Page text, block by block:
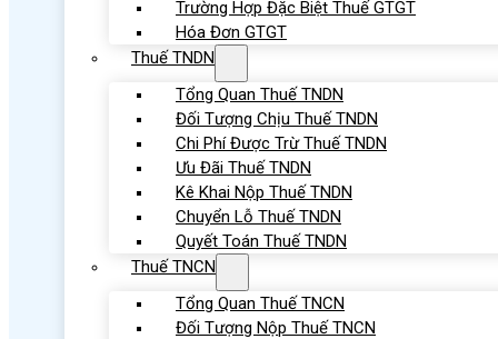
Trường Hợp Đặc Biệt Thuế GTGT
Hóa Đơn GTGT
Thuế TNDN
Tổng Quan Thuế TNDN
Đối Tượng Chịu Thuế TNDN
Chi Phí Được Trừ Thuế TNDN
Ưu Đãi Thuế TNDN
Kê Khai Nộp Thuế TNDN
Chuyển Lỗ Thuế TNDN
Quyết Toán Thuế TNDN
Thuế TNCN
Tổng Quan Thuế TNCN
Đối Tượng Nộp Thuế TNCN